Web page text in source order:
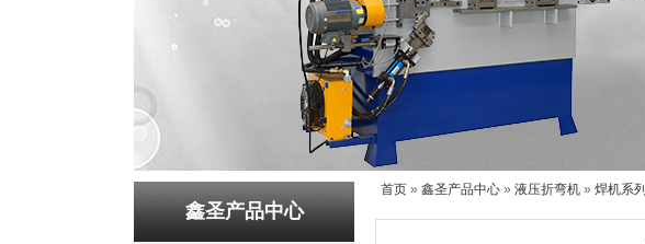
首页 » 鑫圣产品中心 » 液压折弯机 » 焊机系列
鑫圣产品中心